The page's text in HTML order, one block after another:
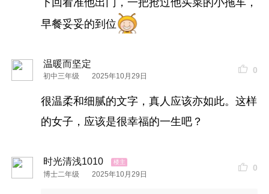
早餐妥妥的到位
温暖而坚定
初中三年级 2025年10月29日
0
很温柔和细腻的文字，真人应该亦如此。这样
的女子，应该是很幸福的一生吧？
时光清浅1010
博士二年级 2025年10月29日
0